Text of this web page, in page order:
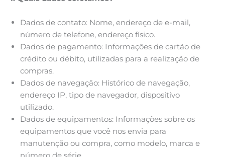
Dados de contato: Nome, endereço de e-mail,
número de telefone, endereço físico.
Dados de pagamento: Informações de cartão de
crédito ou débito, utilizadas para a realização de
compras.
Dados de navegação: Histórico de navegação,
endereço IP, tipo de navegador, dispositivo
utilizado.
Dados de equipamentos: Informações sobre os
equipamentos que você nos envia para
manutenção ou compra, como modelo, marca e